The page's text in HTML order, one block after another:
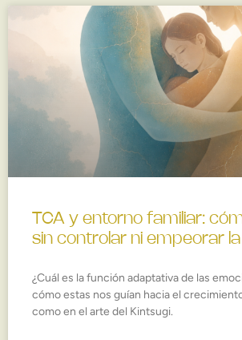
TCA y entorno familiar:
sin controlar ni empeorar
¿Cuál es la función adaptativa de las
cómo estas nos guían hacia el
como en el arte del Kintsugi.